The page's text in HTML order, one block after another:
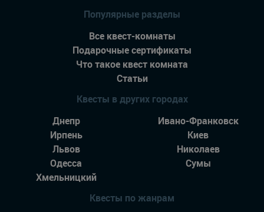
Популярные разделы
Все квест-комнаты
Подарочные сертификаты
Что такое квест комната
Статьи
Квесты в других городах
Днепр
Ивано-Франковск
Ирпень
Киев
Львов
Николаев
Одесса
Сумы
Хмельницкий
Квесты по жанрам